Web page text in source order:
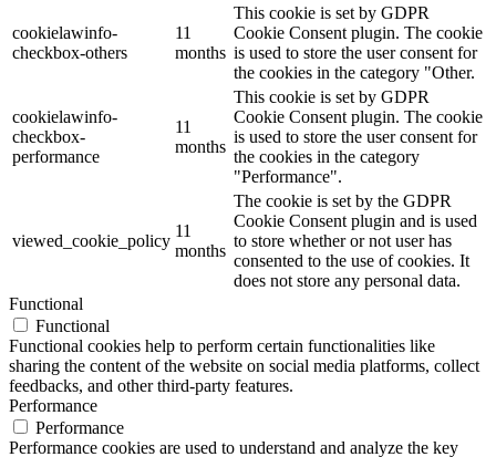
cookielawinfo-
checkbox-others
11
months
This cookie is set by GDPR
Cookie Consent plugin. The cookie
is used to store the user consent for
the cookies in the category "Other.
cookielawinfo-
checkbox-
performance
11
months
This cookie is set by GDPR
Cookie Consent plugin. The cookie
is used to store the user consent for
the cookies in the category
"Performance".
viewed_cookie_policy
11
months
The cookie is set by the GDPR
Cookie Consent plugin and is used
to store whether or not user has
consented to the use of cookies. It
does not store any personal data.
Functional
Functional
Functional cookies help to perform certain functionalities like
sharing the content of the website on social media platforms, collect
feedbacks, and other third-party features.
Performance
Performance
Performance cookies are used to understand and analyze the key